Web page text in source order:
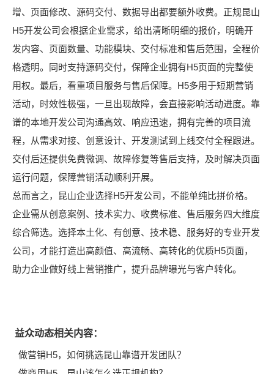
增、页面修改、源码交付、数据导出都要额外收费。正规昆山
H5开发公司会根据企业需求，给出清晰明细的报价，明确开
发内容、页面数量、功能模块、交付标准和售后范围，全程价
格透明。同时支持源码交付，保障企业拥有H5页面的完整使
用权。最后，看重项目服务与售后保障。H5多用于短期营销
活动，时效性极强，一旦出现故障，会直接影响活动进度。靠
谱的本地开发公司沟通高效、响应迅速，拥有完善的项目流
程，从需求对接、创意设计、开发测试到上线交付全程跟进。
交付后还提供免费微调、故障修复等售后支持，及时解决页面
运行问题，保障营销活动顺利开展。
总而言之，昆山企业选择H5开发公司，不能单纯比拼价格。
企业需从创意案例、技术实力、收费标准、售后服务四大维度
综合筛选。选择本土化、有创意、技术稳、服务好的专业开发
公司，才能打造出高颜值、高流畅、高转化的优质H5页面，
助力企业做好线上营销推广，提升品牌曝光与客户转化。
益众动态相关内容：
做营销H5，如何挑选昆山靠谱开发团队？